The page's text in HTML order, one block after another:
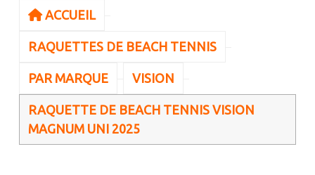
ACCUEIL
RAQUETTES DE BEACH TENNIS
PAR MARQUE VISION
RAQUETTE DE BEACH TENNIS VISION
MAGNUM UNI 2025